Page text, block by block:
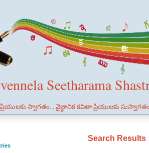
Seetharama
స్వాగతం... వైజ్ఞానిక కవితా ప్రియులకు
Search Results